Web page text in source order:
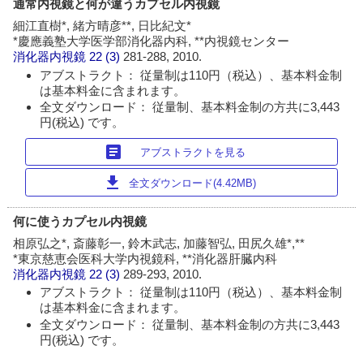
通常内視鏡と何が違うカプセル内視鏡
細江直樹*, 緒方晴彦**, 日比紀文*
*慶應義塾大学医学部消化器内科, **内視鏡センター
消化器内視鏡 22 (3) 281-288, 2010.
アブストラクト： 従量制は110円（税込）、基本料金制
は基本料金に含まれます。
全文ダウンロード： 従量制、基本料金制の方共に3,443
円(税込) です。
article アブストラクトを見る
download 全文ダウンロード(4.42MB)
何に使うカプセル内視鏡
相原弘之*, 斎藤彰一, 鈴木武志, 加藤智弘, 田尻久雄*,**
*東京慈恵会医科大学内視鏡科, **消化器肝臓内科
消化器内視鏡 22 (3) 289-293, 2010.
アブストラクト： 従量制は110円（税込）、基本料金制
は基本料金に含まれます。
全文ダウンロード： 従量制、基本料金制の方共に3,443
円(税込) です。